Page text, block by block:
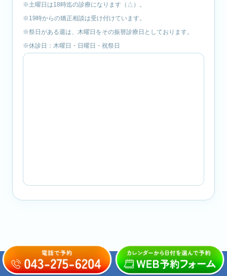
※土曜日は18時迄の診療になります（△）。
※19時からの矯正相談は受け付けています。
※祭日がある週は、木曜日をその振替診療日としております。
※休診日：木曜日・日曜日・祝祭日
おとなの矯正